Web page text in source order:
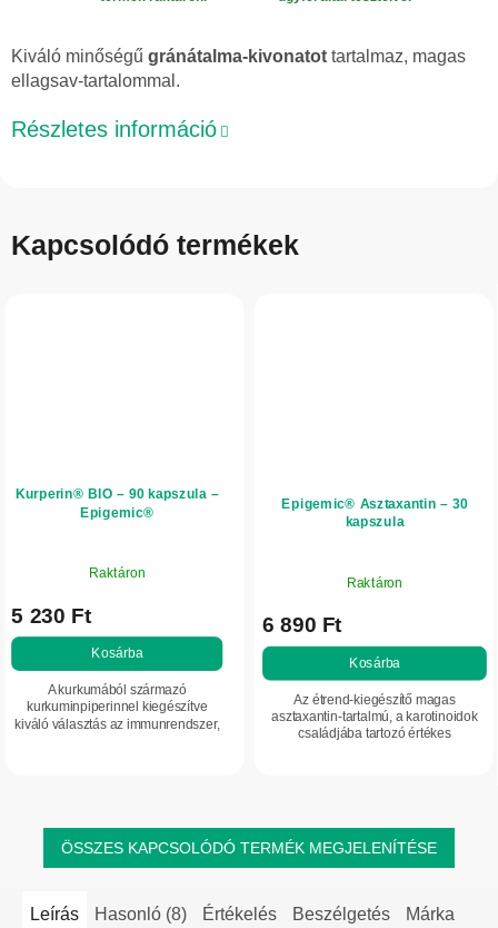
Kiváló minőségű gránátalma-kivonatot tartalmaz, magas
ellagsav-tartalommal.
Részletes információ
Kapcsolódó termékek
Kurperin® BIO – 90 kapszula –
Epigemic®
Raktáron
5 230 Ft
Kosárba
A kurkumából származó
kurkuminpiperinnel kiegészítve
kiváló választás az immunrendszer,
Epigemic® Asztaxantin – 30
kapszula
Raktáron
6 890 Ft
Kosárba
Az étrend-kiegészítő magas
asztaxantin-tartalmú, a karotinoidok
családjába tartozó értékes
ÖSSZES KAPCSOLÓDÓ TERMÉK MEGJELENÍTÉSE
Leírás Hasonló (8) Értékelés Beszélgetés Márka